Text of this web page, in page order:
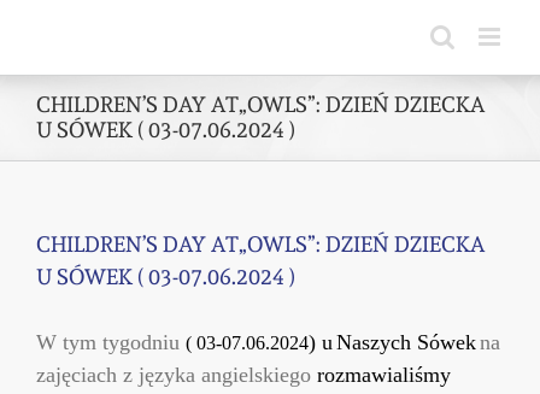
CHILDREN’S DAY AT„OWLS”: DZIEŃ DZIECKA
U SÓWEK ( 03-07.06.2024 )
CHILDREN’S DAY AT„OWLS”: DZIEŃ DZIECKA
U SÓWEK ( 03-07.06.2024 )
W tym tygodniu ( 03-07.06.2024) uNaszych Sówekna
zajęciach z języka angielskiego rozmawialiśmy